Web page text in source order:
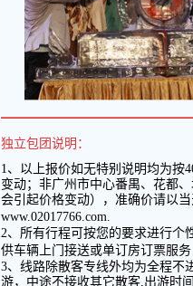
独立包团说明：
1、以上报价如无特别说明均为按
变动；非广州市中心番禺、花都
会引起价格变动），准确价请以
www.02017766.com.
2、所有行程可按您的要求进行个
供车辆上门接送或单订房订票服务
3、线路除散客专线外均为全程不
游，中途不接收其它散客,出游时